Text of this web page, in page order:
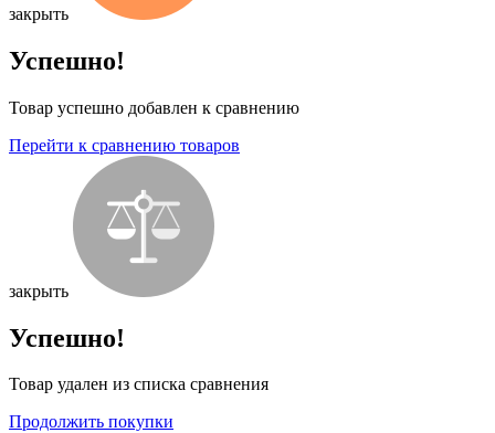
закрыть
Успешно!
Товар успешно добавлен к сравнению
Перейти к сравнению товаров
закрыть
Успешно!
Товар удален из списка сравнения
Продолжить покупки